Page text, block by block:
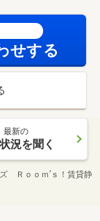
せする
最新の
況を聞く
Ｒｏｏｍ’ｓ！賃貸静